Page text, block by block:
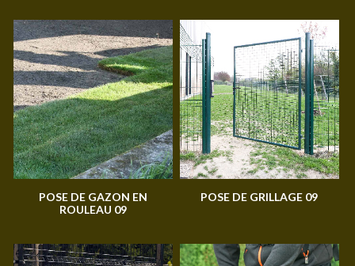
POSE DE GAZON EN
ROULEAU 09
POSE DE GRILLAGE 09